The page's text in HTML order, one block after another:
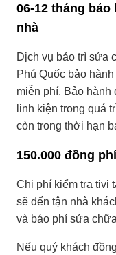
06-12 tháng
nhà
Dịch vụ bảo trì sửa
Phú Quốc bảo
miễn phí. Bảo
linh kiện trong quá
còn trong thời hạn
150.000 đồng
Chi phí kiểm tra tivi
sẽ đến tận nhà
và báo phí sửa
Nếu quý khách